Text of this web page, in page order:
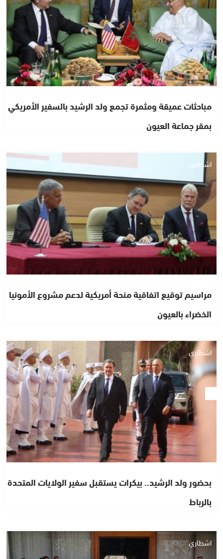
مباحثات عميقة ومثمرة تجمع ولد الرشيد بالسفير الأمريكي
بمقر جماعة العيون
اشطاري
مراسيم توقيع اتفاقية منحة أمريكية لدعم مشروع الأمونيا
الخضراء بالعيون
اشطاري
بحضور ولد الرشيد.. بيكرات يستقبل سفير الولايات المتحدة
بالرباط
اشطاري